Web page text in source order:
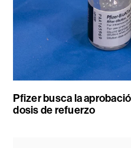
Pfizer busca la
dosis de refuerzo